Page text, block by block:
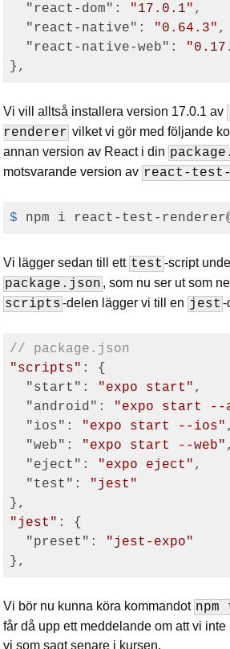
"react-dom" : "17.0.1" ,
"react-native" : "0.64.3" ,
"react-native-web" :
Vi vill alltså installera version 17.0.1 av
renderer vilket vi gör med följande
annan version av React i din
motsvarande version av react-
$ npm i react-test-
Vi lägger sedan till ett test -script
package.json , som nu ser ut som
scripts-delen lägger vi till en jest -
// package.json
"scripts" : {
"start" : "expo start" ,
"android" : "expo start --
"ios" : "expo start --ios" ,
"web" : "expo start --web" ,
"eject" : "expo eject" ,
"test" :
"jest"
"jest" : {
"preset" :
"jest-expo"
Vi bör nu kunna köra kommandot
får då upp ett meddelande om att vi
vi som sagt senare i kursen.